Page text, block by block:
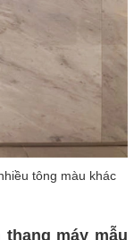
tông màu khác
máy mẫu